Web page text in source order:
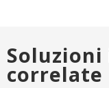
correlate